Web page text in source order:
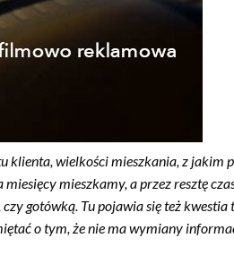
wielkości mieszkania, z jakim
mieszkamy, a przez resztę
gotówką. Tu pojawia się też kwestia
o tym, że nie ma wymiany